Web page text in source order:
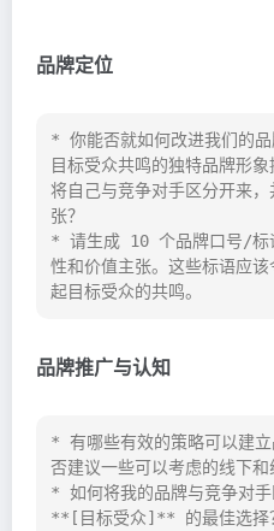
品牌定位
* 你能否就如何改进我们的
目标受众共鸣的独特品牌形
将自己与竞争对手区分开来
张？
* 请生成 10 个品牌口号/标
性和价值主张。这些标语应该
起目标受众的共鸣。
品牌推广与认知
* 有哪些有效的策略可以建
否建议一些可以考虑的线下和
* 如何将我的品牌与竞争对
**[目标受众]** 的最佳选择